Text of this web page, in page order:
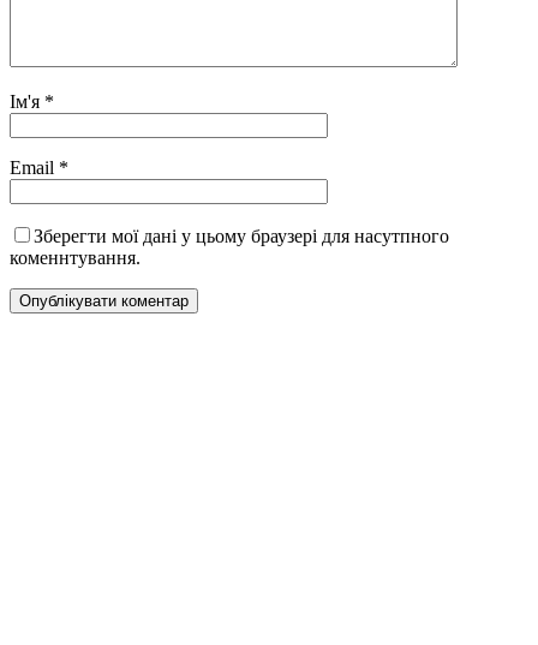
Ім'я *
Email *
Зберегти мої дані у цьому браузері для насутпного
коменнтування.